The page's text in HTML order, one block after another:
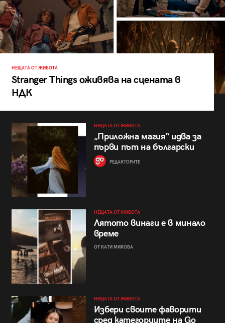
НЕЩАТА ОТ ЖИВОТА
Stranger Things оживява на сцената в
НДК
НЕЩАТА ОТ ЖИВОТА
„Приложна магия“ идва за
първи път на български
РЕДАКТОРИТЕ
НЕЩАТА ОТ ЖИВОТА
Лятото винаги е в минало
време
ОТ КАТИ МИКОВА
НЕЩАТА ОТ ЖИВОТА
Избери своите фаворити
сред категориите на Go